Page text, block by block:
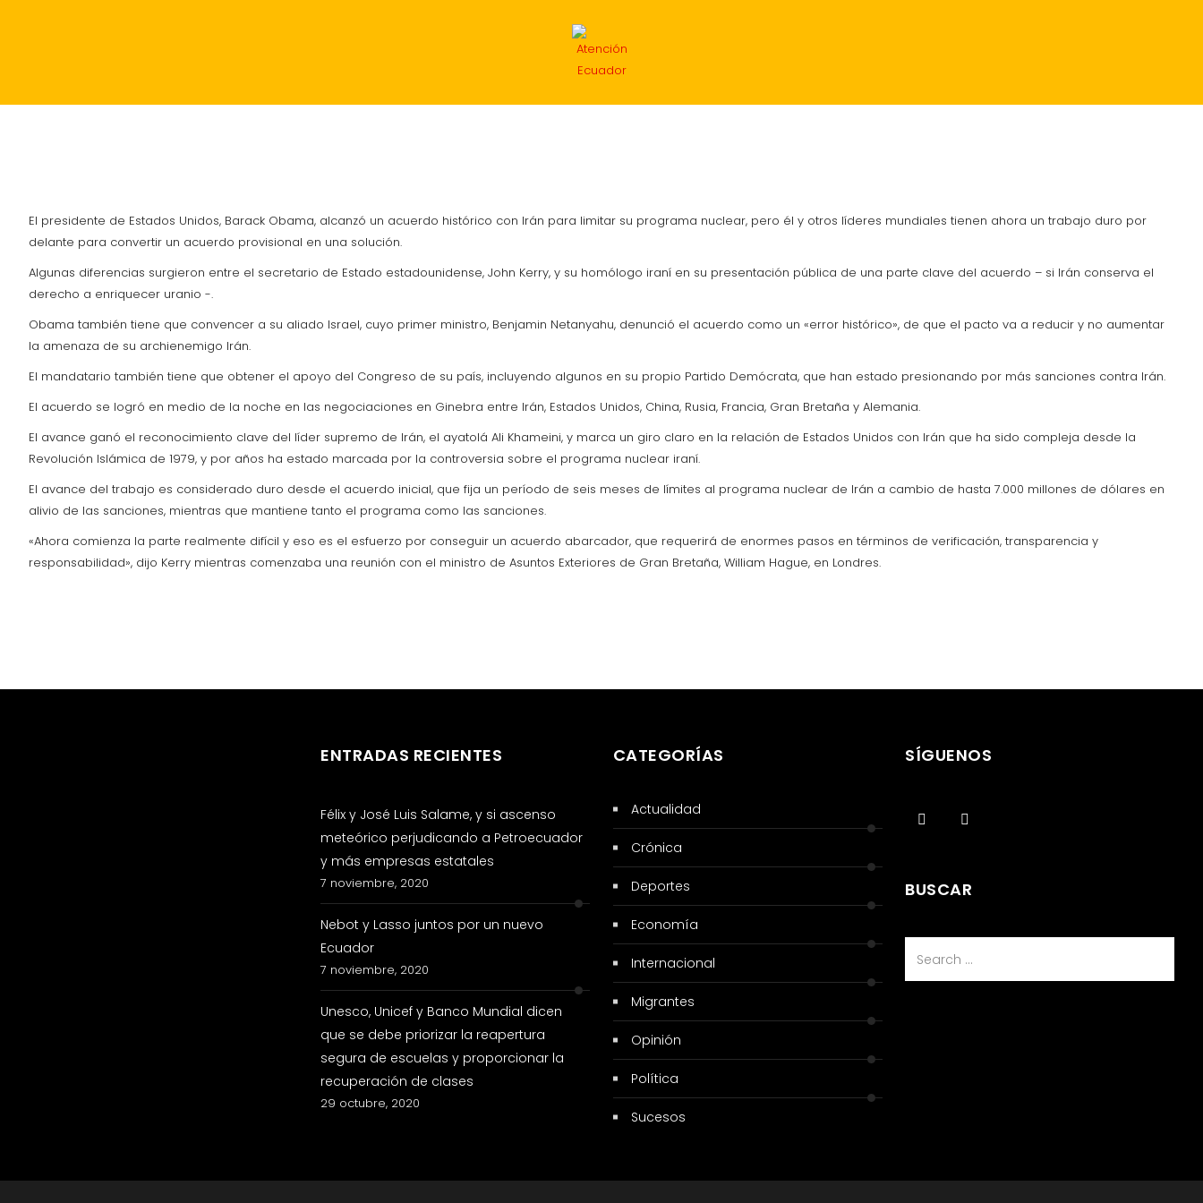
El presidente de Estados Unidos, Barack Obama, alcanzó un acuerdo histórico con Irán para limitar su programa nuclear, pero él y otros líderes mundiales tienen ahora un trabajo duro por
delante para convertir un acuerdo provisional en una solución.
Algunas diferencias surgieron entre el secretario de Estado estadounidense, John Kerry, y su homólogo iraní en su presentación pública de una parte clave del acuerdo – si Irán conserva el
derecho a enriquecer uranio -.
Obama también tiene que convencer a su aliado Israel, cuyo primer ministro, Benjamin Netanyahu, denunció el acuerdo como un «error histórico», de que el pacto va a reducir y no aumentar
la amenaza de su archienemigo Irán.
El mandatario también tiene que obtener el apoyo del Congreso de su país, incluyendo algunos en su propio Partido Demócrata, que han estado presionando por más sanciones contra Irán.
El acuerdo se logró en medio de la noche en las negociaciones en Ginebra entre Irán, Estados Unidos, China, Rusia, Francia, Gran Bretaña y Alemania.
El avance ganó el reconocimiento clave del líder supremo de Irán, el ayatolá Ali Khameini, y marca un giro claro en la relación de Estados Unidos con Irán que ha sido compleja desde la
Revolución Islámica de 1979, y por años ha estado marcada por la controversia sobre el programa nuclear iraní.
El avance del trabajo es considerado duro desde el acuerdo inicial, que fija un período de seis meses de límites al programa nuclear de Irán a cambio de hasta 7.000 millones de dólares en
alivio de las sanciones, mientras que mantiene tanto el programa como las sanciones.
«Ahora comienza la parte realmente difícil y eso es el esfuerzo por conseguir un acuerdo abarcador, que requerirá de enormes pasos en términos de verificación, transparencia y
responsabilidad», dijo Kerry mientras comenzaba una reunión con el ministro de Asuntos Exteriores de Gran Bretaña, William Hague, en Londres.
ENTRADAS RECIENTES
Félix y José Luis Salame, y si ascenso
meteórico perjudicando a Petroecuador
y más empresas estatales
7 noviembre, 2020
Nebot y Lasso juntos por un nuevo
Ecuador
7 noviembre, 2020
Unesco, Unicef y Banco Mundial dicen
que se debe priorizar la reapertura
segura de escuelas y proporcionar la
recuperación de clases
29 octubre, 2020
CATEGORÍAS
Actualidad
Crónica
Deportes
Economía
Internacional
Migrantes
Opinión
Política
Sucesos
SÍGUENOS
BUSCAR